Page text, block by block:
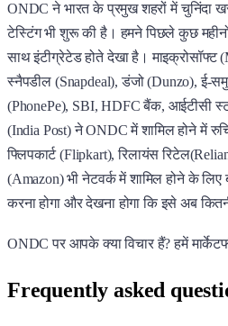
ONDC ने भारत के प्रमुख शहरों में चुनिंदा
टेस्टिंग भी शुरू की है। हमने पिछले कुछ
साथ इंटीग्रेटेड होते देखा है। माइक्रोसॉफ्ट
स्नैपडील (Snapdeal), डंजो (Dunzo), ई-
(PhonePe), SBI, HDFC बैंक, आईटीसी
(India Post) ने ONDC में शामिल होने में
फ्लिपकार्ट (Flipkart), रिलायंस
(Amazon) भी नेटवर्क में शामिल होने के
करना होगा और देखना होगा कि इसे अब
ONDC पर आपके क्या विचार हैं? हमें
Frequently asked